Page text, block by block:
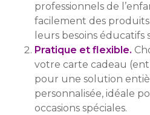
professionnels de
facilement des
leurs besoins éducatifs
Pratique et flexible.
votre carte cadeau
pour une solution
personnalisée, idéale
occasions spéciales.